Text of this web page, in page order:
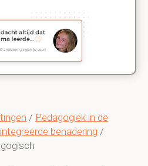
/ Pedagogiek in de
benadering /